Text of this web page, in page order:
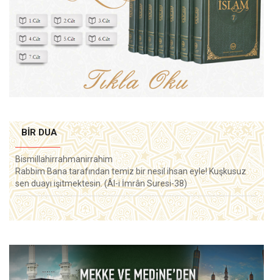
BIR DUA
Bismillahirrahmanirrahim
Rabbim Bana tarafından temiz bir nesil ihsan eyle! Kuşkusuz
sen duayı işitmektesin. (Âl-i İmrân Suresi-38)